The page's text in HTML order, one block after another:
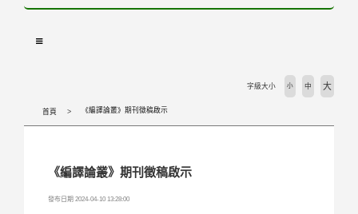
首頁 《編譯論叢》期刊徵稿啟示
字級大小 小 中 大
《編譯論叢》期刊徵稿啟示
發布日期 2024-04-10 13:28:00